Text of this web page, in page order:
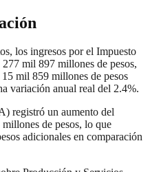
los ingresos por el Impuesto
mil 897 millones de pesos,
mil 859 millones de pesos
variación anual real del 2.4%.
registró un aumento del
de pesos, lo que
adicionales en comparación